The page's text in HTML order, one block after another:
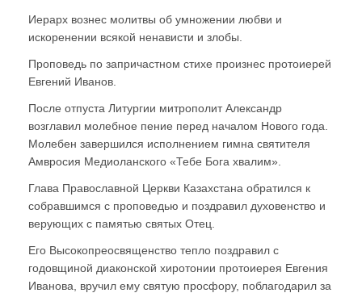
Иерарх вознес молитвы об умножении любви и
искоренении всякой ненависти и злобы.
Проповедь по запричастном стихе произнес протоиерей
Евгений Иванов.
После отпуста Литургии митрополит Александр
возглавил молебное пение перед началом Нового года.
Молебен завершился исполнением гимна святителя
Амвросия Медиоланского «Тебе Бога хвалим».
Глава Православной Церкви Казахстана обратился к
собравшимся с проповедью и поздравил духовенство и
верующих с памятью святых Отец.
Его Высокопреосвященство тепло поздравил с
годовщиной диаконской хиротонии протоиерея Евгения
Иванова, вручил ему святую просфору, поблагодарил за